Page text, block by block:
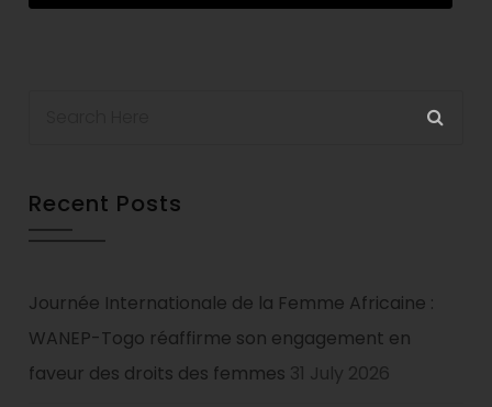
Recent Posts
Journée Internationale de la Femme Africaine :
WANEP-Togo réaffirme son engagement en
faveur des droits des femmes 31 July 2026